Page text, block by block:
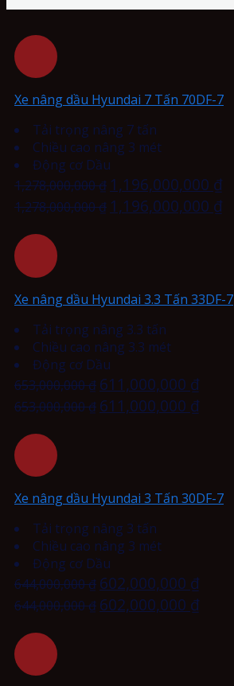
Xe nâng dầu Hyundai 7 Tấn 70DF-7
Tải trọng nâng 7 tấn
Chiều cao nâng 3 mét
Động cơ Dầu
1,278,000,000₫ 1,196,000,000 ₫
1,278,000,000₫ 1,196,000,000 ₫
Xe nâng dầu Hyundai 3.3 Tấn 33DF-7
Tải trọng nâng 3.3 tấn
Chiều cao nâng 3.3 mét
Động cơ Dầu
653,000,000₫ 611,000,000 ₫
653,000,000₫ 611,000,000 ₫
Xe nâng dầu Hyundai 3 Tấn 30DF-7
Tải trọng nâng 3 tấn
Chiều cao nâng 3 mét
Động cơ Dầu
644,000,000₫ 602,000,000 ₫
644,000,000₫ 602,000,000 ₫